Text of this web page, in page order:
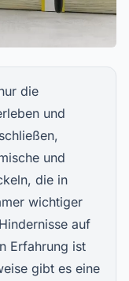
die
und
und
die in
wichtiger
auf
Erfahrung ist
gibt es eine